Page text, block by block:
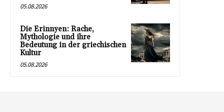
05.08.2026
Die Erinnyen: Rache,
Mythologie und ihre
Bedeutung in der griechischen
Kultur
05.08.2026